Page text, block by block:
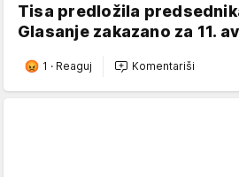
Tisa predložila
Glasanje zakazano za 11.
1 · Reaguj Komentariši